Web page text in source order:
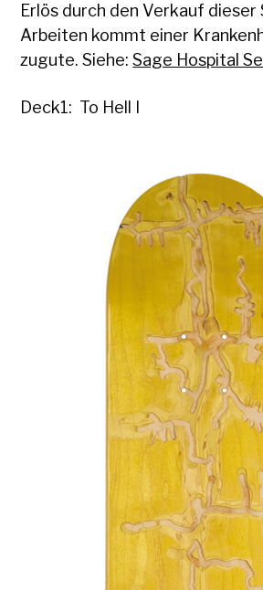
Erlös durch den Verkauf
Arbeiten kommt einer
zugute. Siehe:Sage Hospital
Deck1: To Hell I